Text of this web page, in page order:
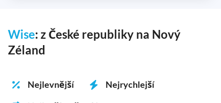
Wise: z České republiky na Nový
Zéland
Nejlevnější
Nejrychlejší